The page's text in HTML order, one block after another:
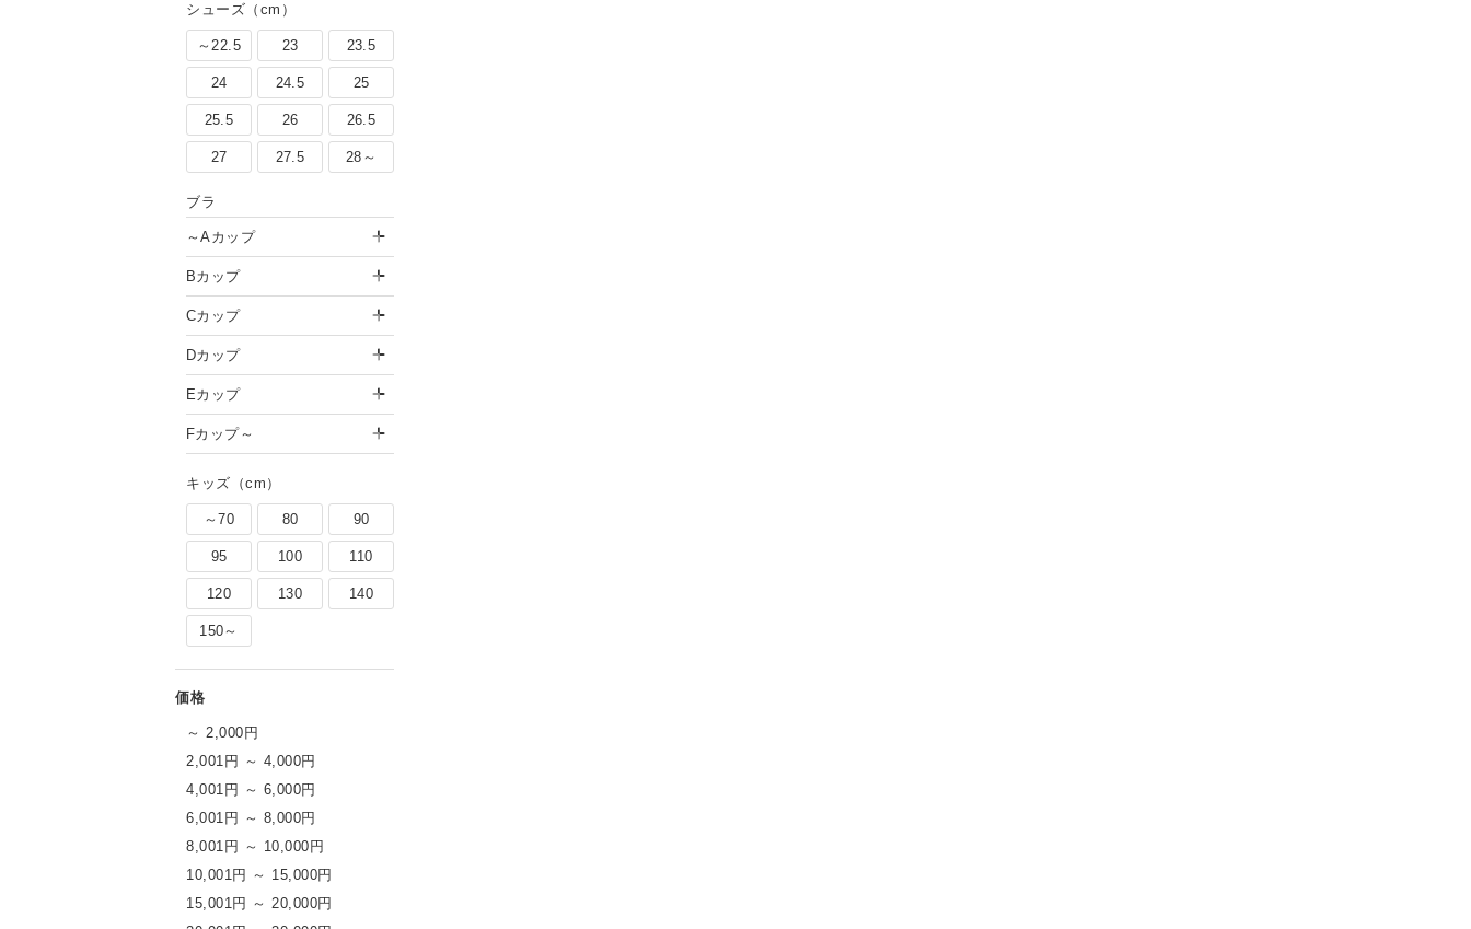
シューズ（cm）
～22.5 23 23.5
24 24.5 25
25.5 26 26.5
27 27.5 28～
ブラ
～Aカップ
Bカップ
Cカップ
Dカップ
Eカップ
Fカップ～
キッズ（cm）
～70 80 90
95 100 110
120 130 140
150～
～ 2,000円
2,001円 ～ 4,000円
4,001円 ～ 6,000円
6,001円 ～ 8,000円
8,001円 ～ 10,000円
10,001円 ～ 15,000円
15,001円 ～ 20,000円